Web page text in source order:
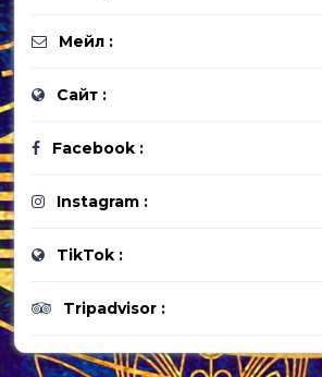
Мейл :
Сайт :
Facebook :
Instagram :
TikTok :
Tripadvisor :